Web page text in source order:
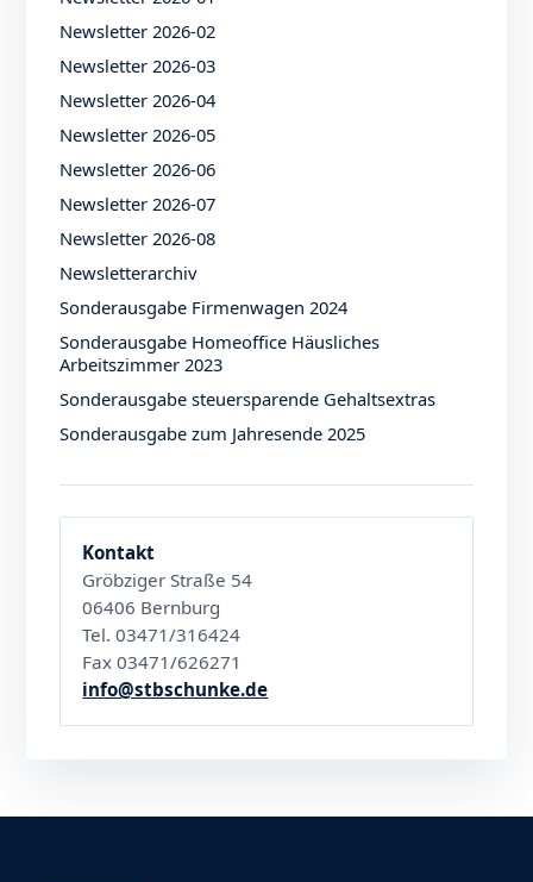
Newsletter 2026-02
Newsletter 2026-03
Newsletter 2026-04
Newsletter 2026-05
Newsletter 2026-06
Newsletter 2026-07
Newsletter 2026-08
Newsletterarchiv
Sonderausgabe Firmenwagen 2024
Sonderausgabe Homeoffice Häusliches
Arbeitszimmer 2023
Sonderausgabe steuersparende Gehaltsextras
Sonderausgabe zum Jahresende 2025
Kontakt
Gröbziger Straße 54
06406 Bernburg
Tel. 03471/316424
Fax 03471/626271
info@stbschunke.de